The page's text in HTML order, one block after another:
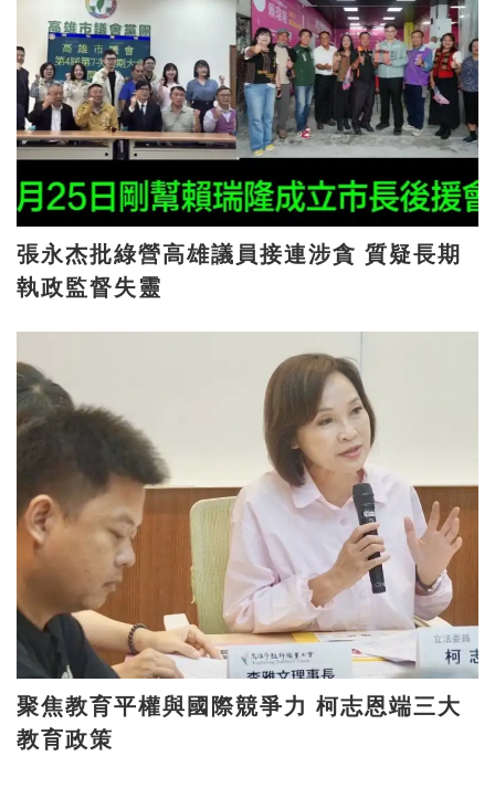
張永杰批綠營高雄議員接連涉貪 質疑長期
執政監督失靈
聚焦教育平權與國際競爭力 柯志恩端三大
教育政策